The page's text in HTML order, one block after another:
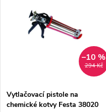
294 Kč
–10 %
Vytlačovací pistole na
chemické kotvy Festa 38020